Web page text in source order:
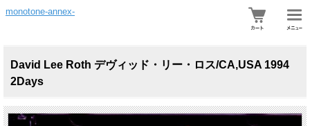
monotone-annex-
David Lee Roth デヴィッド・リー・ロス/CA,USA 1994
2Days